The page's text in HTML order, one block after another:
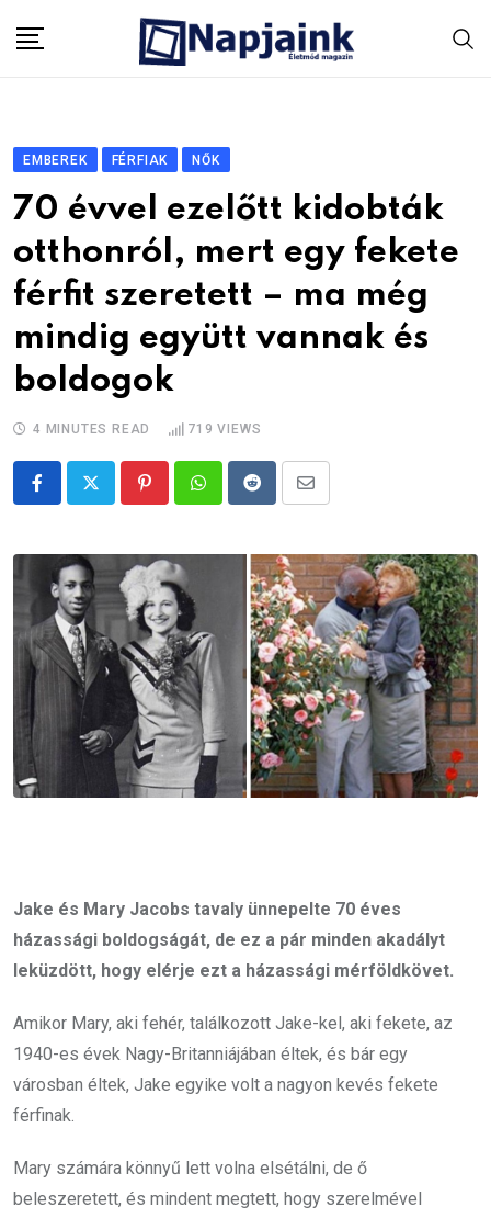
EMBEREK FÉRFIAK NŐK
70 évvel ezelőtt kidobták
otthonról, mert egy fekete
férfit szeretett – ma még
mindig együtt vannak és
boldogok
4 MINUTES READ 719 VIEWS
PinterestWhatsappRedditShare
Email
Jake és Mary Jacobs tavaly ünnepelte 70 éves
házassági boldogságát, de ez a pár minden akadályt
leküzdött, hogy elérje ezt a házassági mérföldkövet.
Amikor Mary, aki fehér, találkozott Jake-kel, aki fekete, az
1940-es évek Nagy-Britanniájában éltek, és bár egy
városban éltek, Jake egyike volt a nagyon kevés fekete
férfinak.
Mary számára könnyű lett volna elsétálni, de ő
beleszeretett, és mindent megtett, hogy szerelmével